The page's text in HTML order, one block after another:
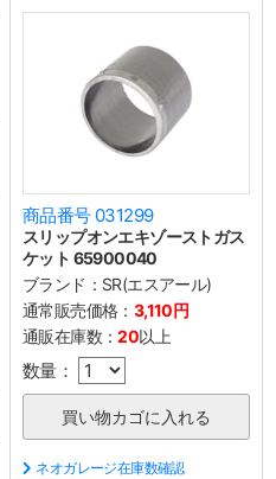
商品番号 031299
スリップオンエキゾーストガス
ケット 65900040
ブランド： SR(エスアール)
通常販売価格： 3,110円
通販在庫数：20以上
数量：
ネオガレージ在庫数確認